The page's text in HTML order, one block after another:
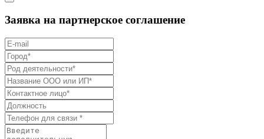
Заявка на партнерское соглашение